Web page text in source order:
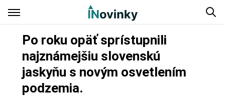
Po roku opäť sprístupnili
najznámejšiu slovenskú
jaskyňu s novým osvetlením
podzemia.